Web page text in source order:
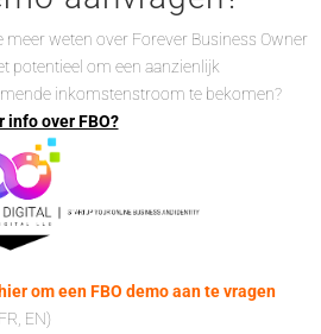
meer weten over Forever Business Owner
potentieel om een aanzienlijk
inkomstenstroom te bekomen?
info over FBO?
om een FBO demo aan te vragen
EN)